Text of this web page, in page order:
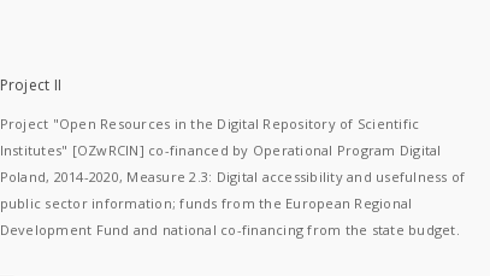
Project II
Project "Open Resources in the Digital Repository of Scientific
Institutes" [OZwRCIN] co-financed by Operational Program Digital
Poland, 2014-2020, Measure 2.3: Digital accessibility and usefulness of
public sector information; funds from the European Regional
Development Fund and national co-financing from the state budget.